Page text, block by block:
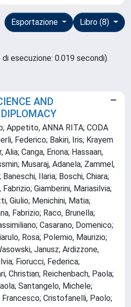
Libro (8)
Esportazione
esecuzione: 0.019 secondi).
AND
Appetito, ANNA RITA; CODA
Federico; Bakiri, Iris; Krayem
Alia; Canga, Eriona; Hassaan,
Musaraj, Adanela; Zammel,
Ilaria; Boschi, Chiara;
Giamberini, Mariasilvia;
Giulio; Menichini, Matia;
Fabrizio; Raco, Brunella;
Casarano, Domenico;
Rosa; Polemio, Maurizio;
Janusz; Ardizzone,
Fiorucci, Federica;
Christian; Reichenbach, Paola;
Santangelo, Michele;
Francesco; Cristofanelli, Paolo;